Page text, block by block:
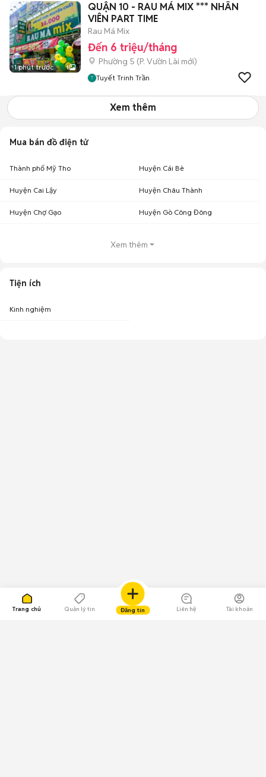
Trang chủ Quản lý tin Đăng tin Liên hệ Tài khoản
1 phút trước 1
QUẬN 10 - RAU MÁ MIX *** NHÂN
VIÊN PART TIME
Rau Má Mix
Đến 6 triệu/tháng
Phường 5 (P. Vườn Lài mới)
Tuyết Trinh Trần
Xem thêm
Mua bán đồ điện tử
Thành phố Mỹ Tho Huyện Cái Bè
Huyện Cai Lậy Huyện Châu Thành
Huyện Chợ Gạo Huyện Gò Công Đông
Xem thêm
Tiện ích
Kinh nghiệm